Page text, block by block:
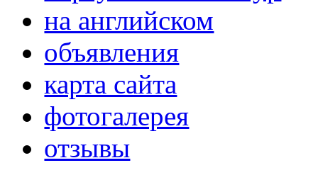
на английском
объявления
карта сайта
фотогалерея
отзывы